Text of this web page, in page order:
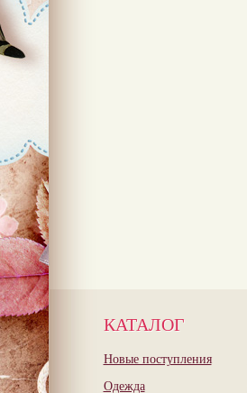
КАТАЛОГ
Новые поступления
Одежда